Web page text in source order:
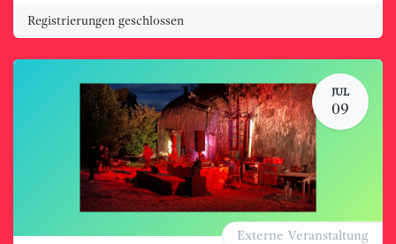
Registrierungen geschlossen
JUL
09
Externe Veranstaltung